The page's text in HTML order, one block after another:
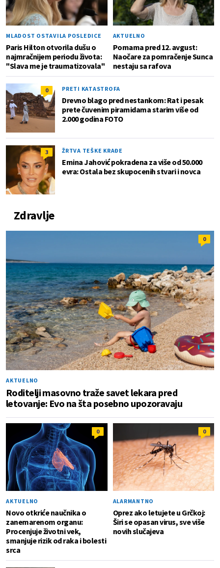
MLADOST OSTAVILA POSLEDICE
Paris Hilton otvorila dušu o
najmračnijem periodu života:
"Slava me je traumatizovala"
AKTUELNO
Pomama pred 12. avgust:
Naočare za pomračenje Sunca
nestaju sa rafova
0 PRETI KATASTROFA
Drevno blago pred nestankom: Rat i pesak
prete čuvenim piramidama starim više od
2.000 godina FOTO
3 ŽRTVA TEŠKE KRAĐE
Emina Jahović pokradena za više od 50.000
evra: Ostala bez skupocenih stvari i novca
Zdravlje
0
AKTUELNO
Roditelji masovno traže savet lekara pred
letovanje: Evo na šta posebno upozoravaju
0
AKTUELNO
Novo otkriće naučnika o
zanemarenom organu:
Procenjuje životni vek,
smanjuje rizik od raka i bolesti
srca
0
ALARMANTNO
Oprez ako letujete u Grčkoj:
Širi se opasan virus, sve više
novih slučajeva